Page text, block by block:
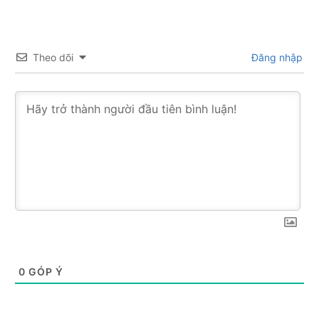
Theo dõi Đăng nhập
0 GÓP Ý